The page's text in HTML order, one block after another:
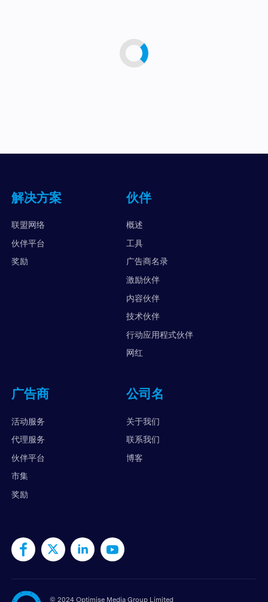
解决方案
联盟网络
伙伴平台
奖励
伙伴
概述
工具
广告商名录
激励伙伴
内容伙伴
技术伙伴
行动应用程式伙伴
网红
广告商
活动服务
代理服务
伙伴平台
市集
奖励
公司名
关于我们
联系我们
博客
© 2024 Optimise Media Group Limited